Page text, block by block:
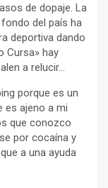
de dopaje. La
del país ha
deportiva dando
Cursa» hay
a relucir…
porque es un
es ajeno a mi
que conozco
por cocaína y
a una ayuda